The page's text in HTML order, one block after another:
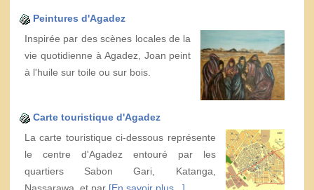
Peintures d'Agadez
Inspirée par des scènes locales de la
vie quotidienne à Agadez, Joan peint
à l'huile sur toile ou sur bois.
Carte touristique d'Agadez
La carte touristique ci-dessous représente
le centre d'Agadez entouré par les
quartiers Sabon Gari, Katanga,